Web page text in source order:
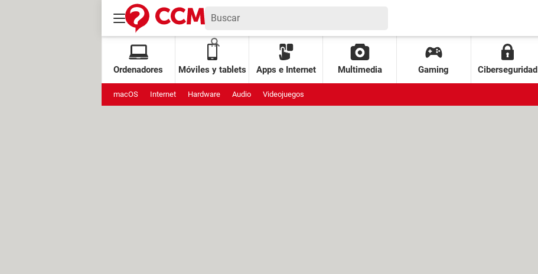
Ordenadores Móviles y tablets Apps e Internet Multimedia Gaming Ciberseguridad
macOS Internet Hardware Audio Videojuegos